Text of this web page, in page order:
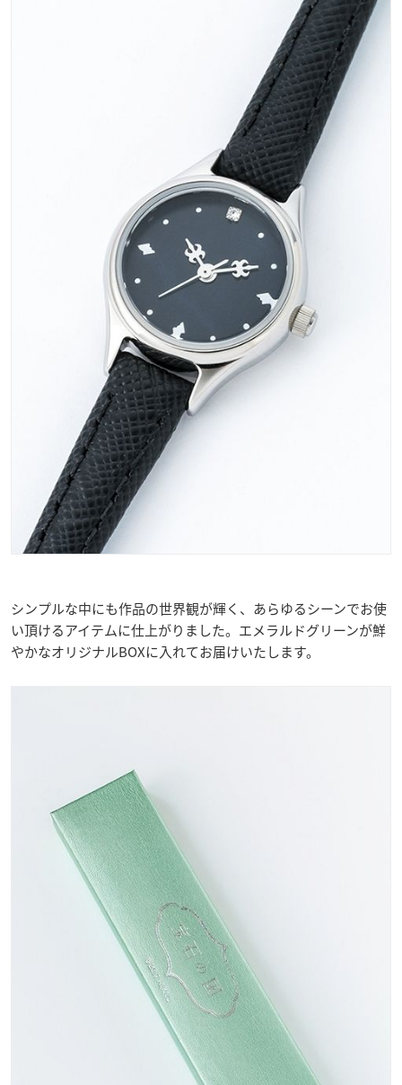
シンプルな中にも作品の世界観が輝く、あらゆるシーンでお使
い頂けるアイテムに仕上がりました。エメラルドグリーンが鮮
やかなオリジナルBOXに入れてお届けいたします。